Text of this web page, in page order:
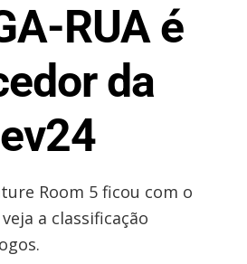
RUA é
da
Room 5 ficou com o
a classificação